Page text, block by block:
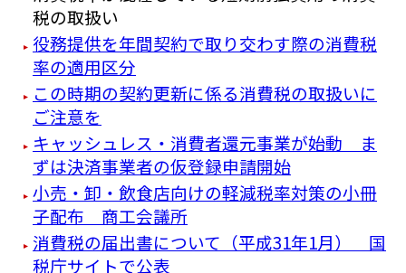
税の取扱い
役務提供を年間契約で取り交わす際の消費税
率の適用区分
この時期の契約更新に係る消費税の取扱いに
ご注意を
キャッシュレス・消費者還元事業が始動 ま
ずは決済事業者の仮登録申請開始
小売・卸・飲食店向けの軽減税率対策の小冊
子配布 商工会議所
消費税の届出書について（平成31年1月） 国
税庁サイトで公表